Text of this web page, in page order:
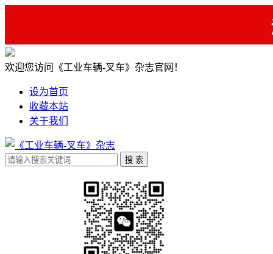
欢迎您访问《工业车辆-叉车》杂志官网！
设为首页
收藏本站
关于我们